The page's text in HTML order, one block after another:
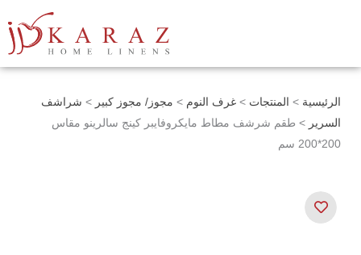
الرئيسية > المنتجات > غرف النوم > مجوز/ مجوز كبير > شراشف
السرير > طقم شرشف مطاط مايكروفايبر كينج سالرينو مقاس
200*200 سم